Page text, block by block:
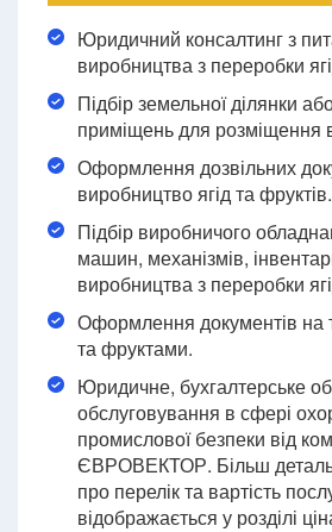
Юридичний консалтинг з
виробництва з переробки
Підбір земельної ділянки
приміщень для розміщення
Оформлення дозвільних
виробництво ягід та фруктів.
Підбір виробничого
машин, механізмів,
виробництва з переробки
Оформлення документів на
та фруктами.
Юридичне, бухгалтерське
обслуговування в сфері
промислової безпеки від
ЄВРОВЕКТОР. Більш
про перелік та вартість
відображається у розділі